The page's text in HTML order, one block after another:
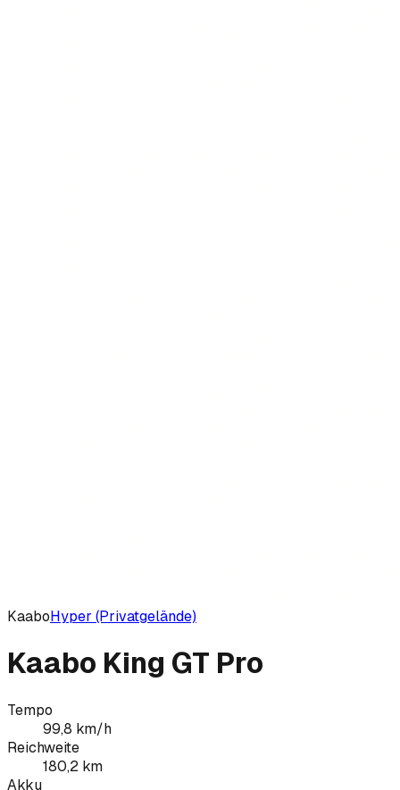
KaaboHyper (Privatgelände)
Kaabo King GT Pro
Tempo
99,8 km/h
Reichweite
180,2 km
Akku